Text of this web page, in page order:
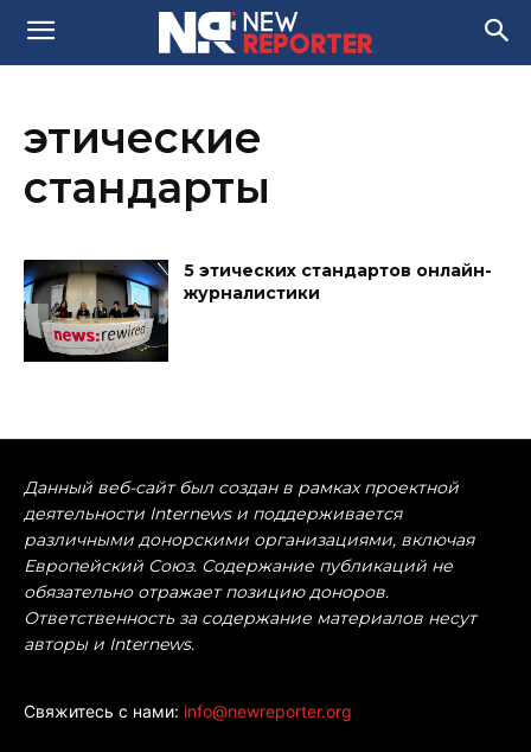
этические
стандарты
5 этических стандартов онлайн-
журналистики
Данный веб-сайт был создан в рамках проектной
деятельности Internews и поддерживается
различными донорскими организациями, включая
Европейский Союз. Содержание публикаций не
обязательно отражает позицию доноров.
Ответственность за содержание материалов несут
авторы и Internews.
Свяжитесь с нами: info@newreporter.org